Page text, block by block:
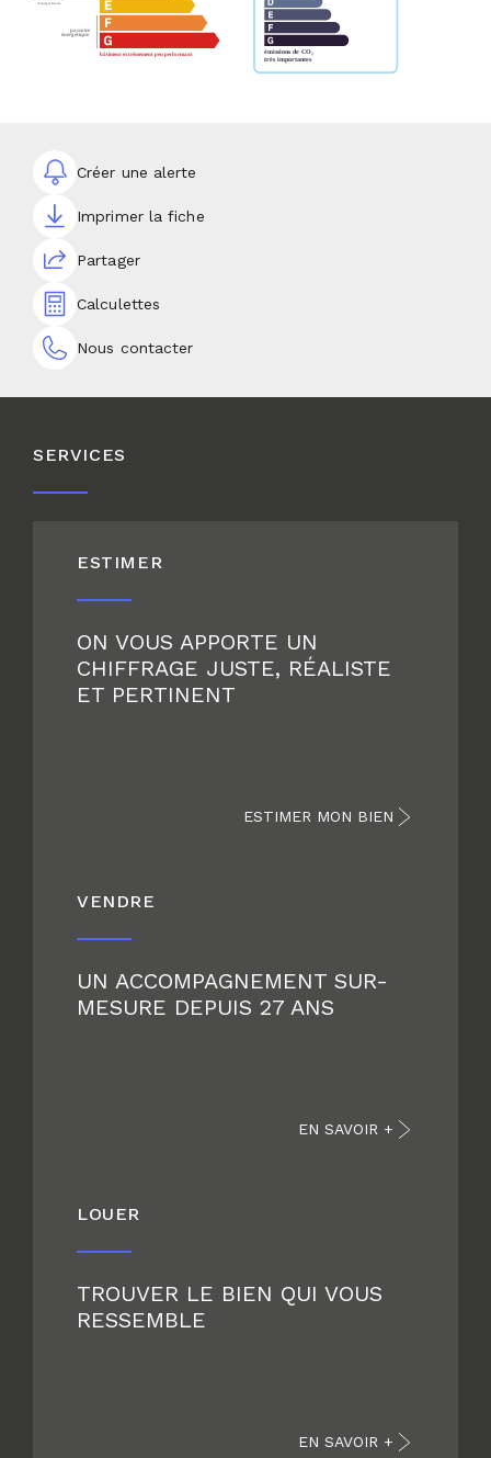
Créer une alerte
Imprimer la fiche
Partager
Calculettes
Nous contacter
SERVICES
ESTIMER
ON VOUS APPORTE UN
CHIFFRAGE JUSTE, RÉALISTE
ET PERTINENT
ESTIMER MON BIEN
VENDRE
UN ACCOMPAGNEMENT SUR-
MESURE DEPUIS 27 ANS
EN SAVOIR +
LOUER
TROUVER LE BIEN QUI VOUS
RESSEMBLE
EN SAVOIR +